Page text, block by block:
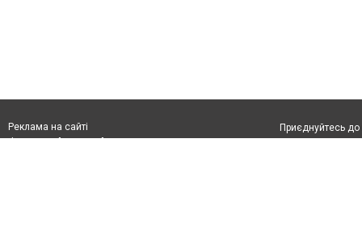
Реклама на сайті
Франшиза "CitySites"
Приєднуйтесь до